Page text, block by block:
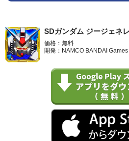
SDガンダム ジージェネ
価格：無料
開発：NAMCO BANDAI Games